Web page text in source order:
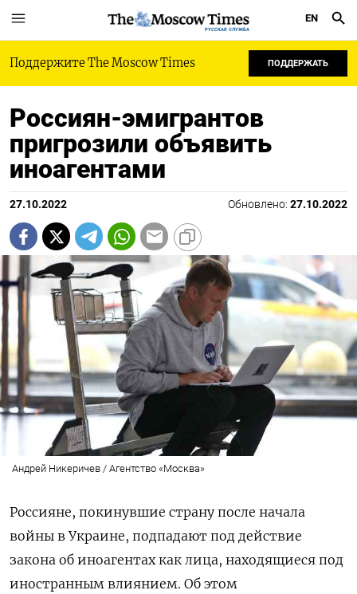
РУССКАЯ СЛУЖБА
EN
Поддержите The Moscow Times ПОДДЕРЖАТЬ
Россиян-эмигрантов
пригрозили объявить
иноагентами
27.10.2022 Обновлено: 27.10.2022
Андрей Никеричев / Агентство «Москва»
Россияне, покинувшие страну после начала
войны в Украине, подпадают под действие
закона об иноагентах как лица, находящиеся под
иностранным влиянием. Об этом